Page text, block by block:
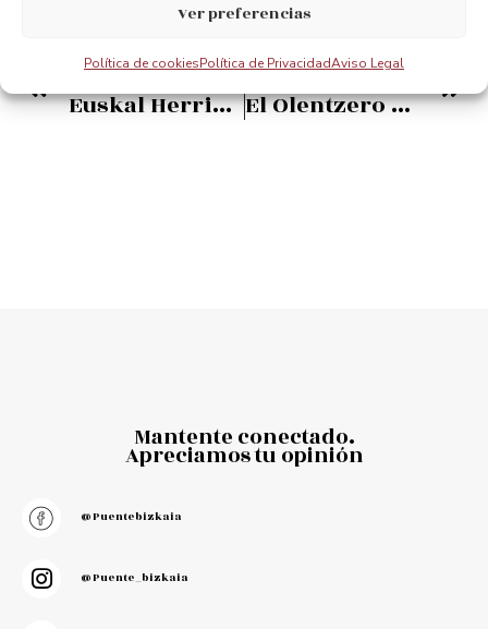
Ver preferencias
Política de cookiesPolítica de PrivacidadAviso Legal
ANTERIOR
Euskal Herriko UNESCO Sarea EHUS Magazineren 2. alearen aurkezpena
PRÓXIMO
El Olentzero visita el Puente Bizkaia
Mantente conectado.
Apreciamos tu opinión
@puentebizkaia
@puente_bizkaia